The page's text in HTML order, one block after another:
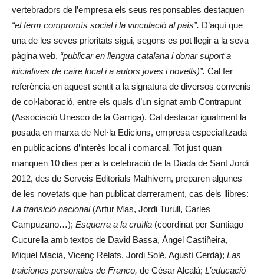
vertebradors de l’empresa els seus responsables destaquen
“el ferm compromís social i la vinculació al país”. D’aquí que
una de les seves prioritats sigui, segons es pot llegir a la seva
pàgina web, “publicar en llengua catalana i donar suport a
iniciatives de caire local i a autors joves i novells)”. Cal fer
referència en aquest sentit a la signatura de diversos convenis
de col·laboració, entre els quals d’un signat amb Contrapunt
(Associació Unesco de la Garriga). Cal destacar igualment la
posada en marxa de Nel·la Edicions, empresa especialitzada
en publicacions d’interès local i comarcal. Tot just quan
manquen 10 dies per a la celebració de la Diada de Sant Jordi
2012, des de Serveis Editorials Malhivern, preparen algunes
de les novetats que han publicat darrerament, cas dels llibres:
La transició nacional (Artur Mas, Jordi Turull, Carles
Campuzano…); Esquerra a la cruïlla (coordinat per Santiago
Cucurella amb textos de David Bassa, Àngel Castiñeira,
Miquel Macià, Vicenç Relats, Jordi Solé, Agustí Cerdà); Las
traiciones personales de Franco, de César Alcalá; L’educació